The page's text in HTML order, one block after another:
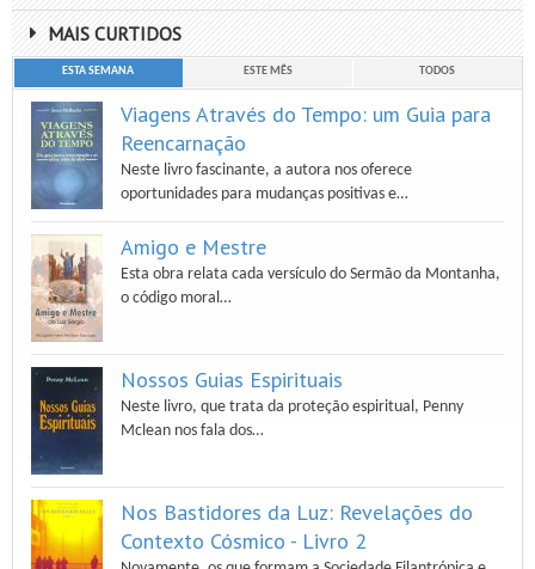
MAIS CURTIDOS
ESTA SEMANA ESTE MÊS TODOS
Viagens Através do Tempo: um Guia para
Reencarnação
Neste livro fascinante, a autora nos oferece
oportunidades para mudanças positivas e…
Amigo e Mestre
Esta obra relata cada versículo do Sermão da Montanha,
o código moral…
Nossos Guias Espirituais
Neste livro, que trata da proteção espiritual, Penny
Mclean nos fala dos…
Nos Bastidores da Luz: Revelações do
Contexto Cósmico - Livro 2